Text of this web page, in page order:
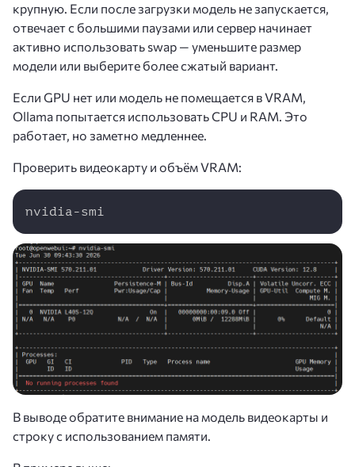
крупную. Если после загрузки модель не запускается,
отвечает с большими паузами или сервер начинает
активно использовать swap — уменьшите размер
модели или выберите более сжатый вариант.
Если GPU нет или модель не помещается в VRAM,
Ollama попытается использовать CPU и RAM. Это
работает, но заметно медленнее.
Проверить видеокарту и объём VRAM:
nvidia-smi
В выводе обратите внимание на модель видеокарты и
строку с использованием памяти.